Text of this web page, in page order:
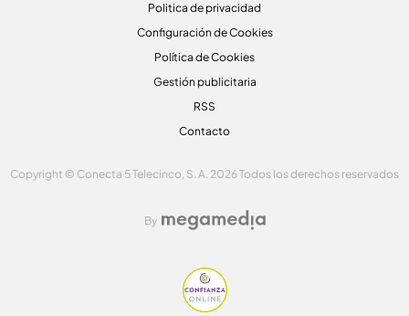
Politica de privacidad
Configuración de Cookies
Política de Cookies
Gestión publicitaria
RSS
Contacto
Copyright © Conecta 5 Telecinco, S. A. 2026 Todos los derechos reservados
By